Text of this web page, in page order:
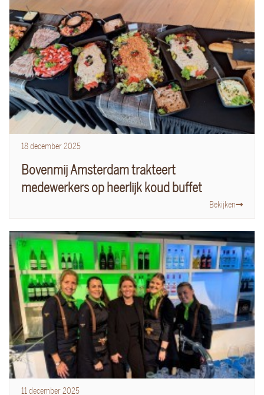
18 december 2025
Bovenmij Amsterdam trakteert
medewerkers op heerlijk koud buffet
Bekijken
11 december 2025